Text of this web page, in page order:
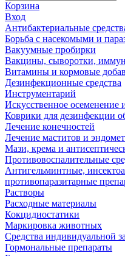
Корзина
Вход
Антибактериальные
Борьба с насекомыми и
Вакуумные пробирки
Вакцины, сыворотки,
Витамины и кормовые
Дезинфекционные средства
Инструментарий
Искусственное осеменение
Коврики для дезинфекции
Лечение конечностей
Лечение маститов и
Мази, крема и
Противовоспалительные
Антигельминтные,
противопаразитарные
Растворы
Расходные материалы
Кокцидиостатики
Маркировка животных
Средства индивидуальной
Гормональные препараты